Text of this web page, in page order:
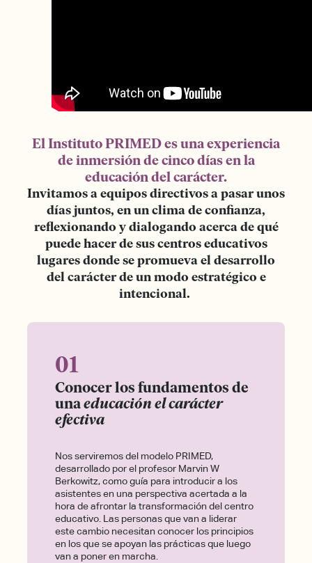
El Instituto PRIMED es una experiencia
de inmersión de cinco días en la
educación del carácter.
Invitamos a equipos directivos a pasar unos
días juntos, en un clima de confianza,
reflexionando y dialogando acerca de qué
puede hacer de sus centros educativos
lugares donde se promueva el desarrollo
del carácter de un modo estratégico e
intencional.
01
Conocer los fundamentos de
unaeducación el carácter
efectiva
Nos serviremos del modelo PRIMED,
desarrollado por el profesor Marvin W
Berkowitz, como guía para introducir a los
asistentes en una perspectiva acertada a la
hora de afrontar la transformación del centro
educativo. Las personas que van a liderar
este cambio necesitan conocer los principios
en los que se apoyan las prácticas que luego
van a poner en marcha.